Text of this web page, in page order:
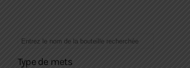
Type de mets